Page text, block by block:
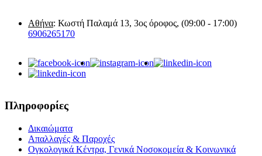
Αθήνα: Κωστή Παλαμά 13, 3ος όροφος, (09:00 - 17:00)
6906265170
Πληροφορίες
Δικαιώματα
Απαλλαγές & Παροχές
Ογκολογικά Κέντρα, Γενικά Νοσοκομεία & Κοινωνικά